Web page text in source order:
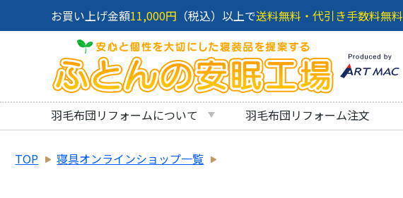
お買い上げ金額11,000円 （税込）以上で送料無料・代引き手数料無料
羽毛布団リフォームについて 羽毛布団リフォーム注文
TOP 寝具オンラインショップ一覧